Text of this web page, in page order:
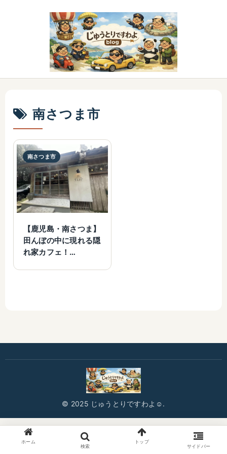
南さつま市
南さつま市
【鹿児島・南さつま】
田んぼの中に現れる隠
れ家カフェ！
© 2025 じゅうとりですわよ☺️.
ホーム
検索
トップ
サイドバー